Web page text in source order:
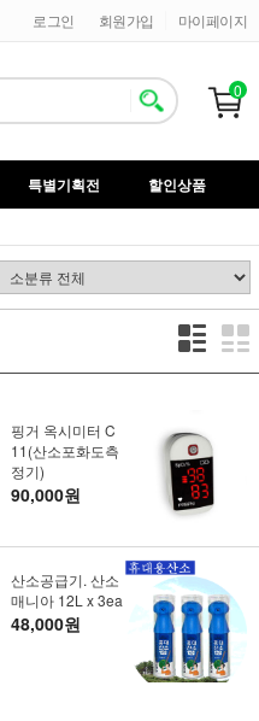
마이페이지
회원가입
로그인
0
특별기획전
할인상품
핑거 옥시미터 C
11(산소포화도측
정기)
90,000원
산소공급기. 산소
매니아 12L x 3ea
48,000원